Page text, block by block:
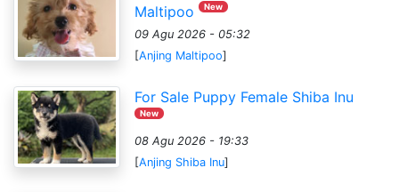
Maltipoo
New
09 Agu 2026 - 05:32
[Anjing Maltipoo]
For Sale Puppy Female Shiba Inu
New
08 Agu 2026 - 19:33
[Anjing Shiba Inu]